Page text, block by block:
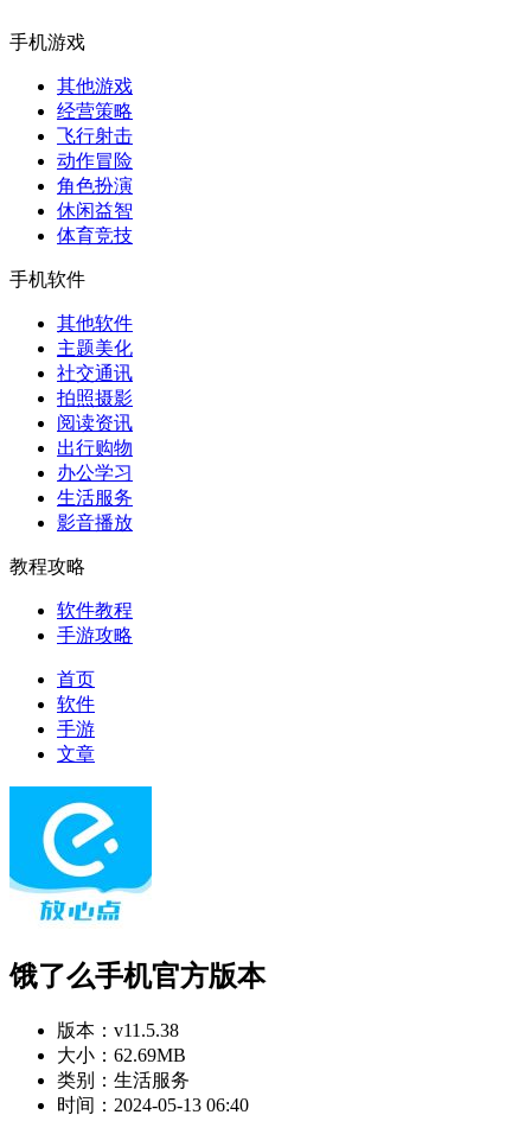
手机游戏
其他游戏
经营策略
飞行射击
动作冒险
角色扮演
休闲益智
体育竞技
手机软件
其他软件
主题美化
社交通讯
拍照摄影
阅读资讯
出行购物
办公学习
生活服务
影音播放
教程攻略
软件教程
手游攻略
首页
软件
手游
文章
饿了么手机官方版本
版本： v11.5.38
大小： 62.69MB
类别： 生活服务
时间： 2024-05-13 06:40